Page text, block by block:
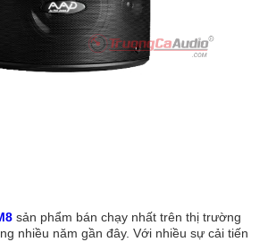
sản phẩm bán chạy nhất trên thị trường
nhiều năm gần đây. Với nhiều sự cải tiến